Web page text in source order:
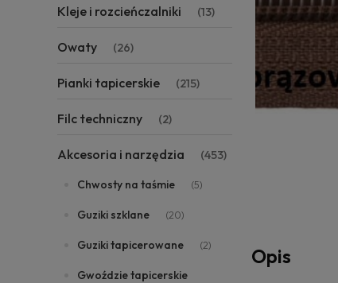
Kleje i rozcieńczalniki (13)
Owaty (26)
Pianki tapicerskie (215)
Filc techniczny (2)
Akcesoria i narzędzia (453)
Chwosty na taśmie (5)
Guziki szklane (20)
Guziki tapicerowane (2)
Gwoździe tapicerskie
Opis